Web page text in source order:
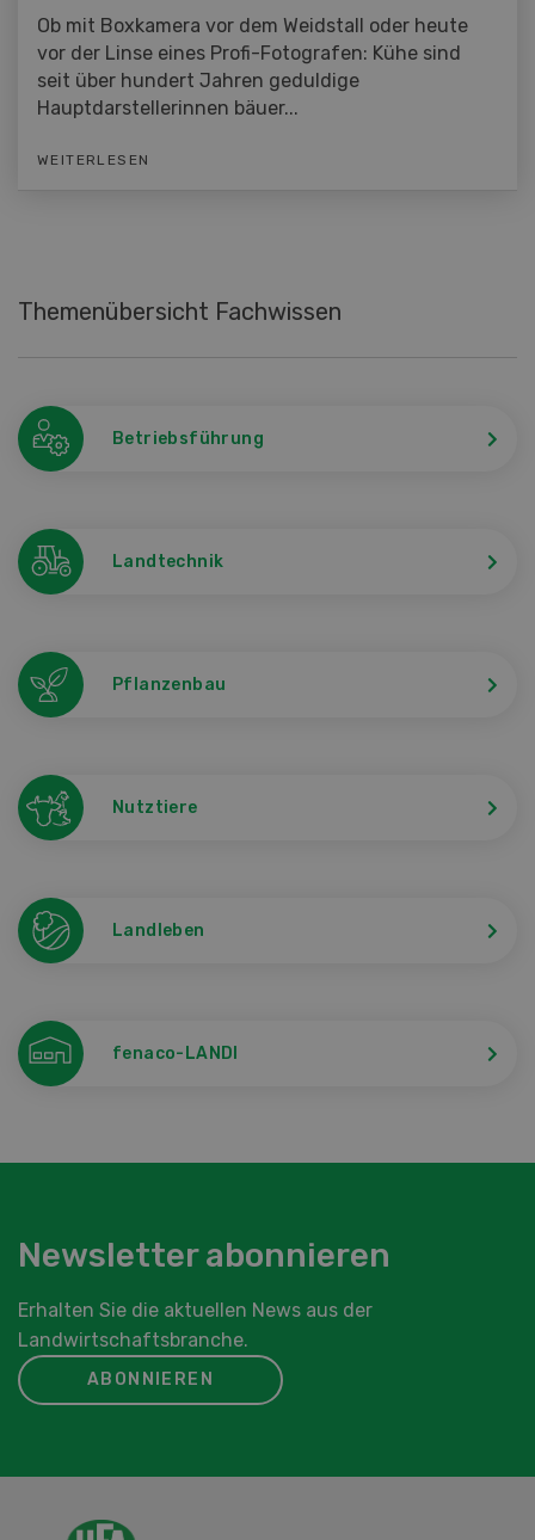
Ob mit Boxkamera vor dem Weidstall oder heute
vor der Linse eines Profi-Fotografen: Kühe sind
seit über hundert Jahren geduldige
Hauptdarstellerinnen bäuer...
WEITERLESEN
Themenübersicht Fachwissen
Betriebsführung
Landtechnik
Pflanzenbau
Nutztiere
Landleben
fenaco-LANDI
Newsletter abonnieren
Erhalten Sie die aktuellen News aus der
Landwirtschaftsbranche.
ABONNIEREN